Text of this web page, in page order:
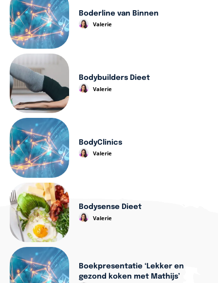
Boderline van Binnen
Valerie
Bodybuilders Dieet
Valerie
BodyClinics
Valerie
Bodysense Dieet
Valerie
Boekpresentatie ‘Lekker en
gezond koken met Mathijs’